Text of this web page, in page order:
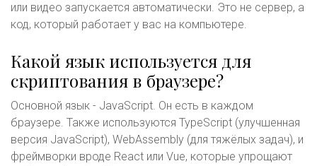
или видео запускается автоматически. Это не сервер, а
код, который работает у вас на компьютере.
Какой язык используется для
скриптования в браузере?
Основной язык - JavaScript. Он есть в каждом
браузере. Также используются TypeScript (улучшенная
версия JavaScript), WebAssembly (для тяжёлых задач), и
фреймворки вроде React или Vue, которые упрощают